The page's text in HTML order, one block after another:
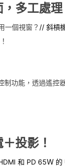
多工處理
一個視窗？ // 斜槓
制功能，透過遙控
投影！
和 PD 65Ｗ 的